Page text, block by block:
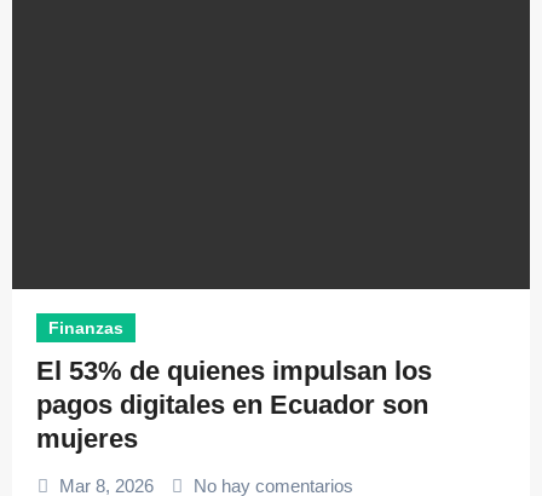
Finanzas
El 53% de quienes impulsan los
pagos digitales en Ecuador son
mujeres
Mar 8, 2026 No hay comentarios